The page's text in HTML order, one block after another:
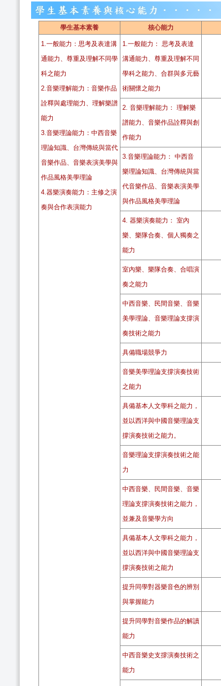
學生基本素養 核心能力
1.一般能力：思考及表達溝
通能力、尊重及理解不同學
科之能力
2.音樂理解能力：音樂作品
詮釋與處理能力、理解樂譜
能力
3.音樂理論能力：中西音樂
理論知識、台灣傳統與當代
音樂作品、音樂表演美學與
作品風格美學理論
4.器樂演奏能力：主修之演
奏與合作表演能力
1.一般能力： 思考及表達
溝通能力、尊重及理解不同
學科之能力、合群與多元藝
術關懷之能力
2. 音樂理解能力： 理解樂
譜能力、音樂作品詮釋與創
作能力
3.音樂理論能力： 中西音
樂理論知識、台灣傳統與當
代音樂作品、音樂表演美學
與作品風格美學理論
4. 器樂演奏能力： 室內
樂、樂隊合奏、個人獨奏之
能力
室內樂、樂隊合奏、合唱演
奏之能力
中西音樂、民間音樂、音樂
美學理論、音樂理論支撐演
奏技術之能力
具備職場競爭力
音樂美學理論支撐演奏技術
之能力
具備基本人文學科之能力，
並以西洋與中國音樂理論支
撐演奏技術之能力。
音樂理論支撐演奏技術之能
力
中西音樂、民間音樂、音樂
理論支撐演奏技術之能力，
並兼及音樂學方向
具備基本人文學科之能力，
並以西洋與中國音樂理論支
撐演奏技術之能力
提升同學對器樂音色的辨別
與掌握能力
提升同學對音樂作品的解讀
能力
中西音樂史支撐演奏技術之
能力